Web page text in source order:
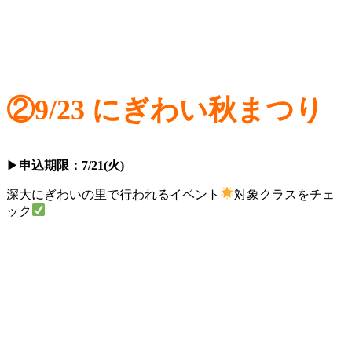
②9/23 にぎわい秋まつり
▶ 申込期限：7/21(火)
深大にぎわいの里で行われるイベント
対象クラスをチェ
ック